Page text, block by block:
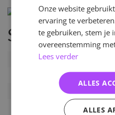
Specificaties
Artikelnummer
Release datum
Onze website
ervaring te
te gebruiken, stem je
overeenstemming
Lees verder
ALLES
ALLES